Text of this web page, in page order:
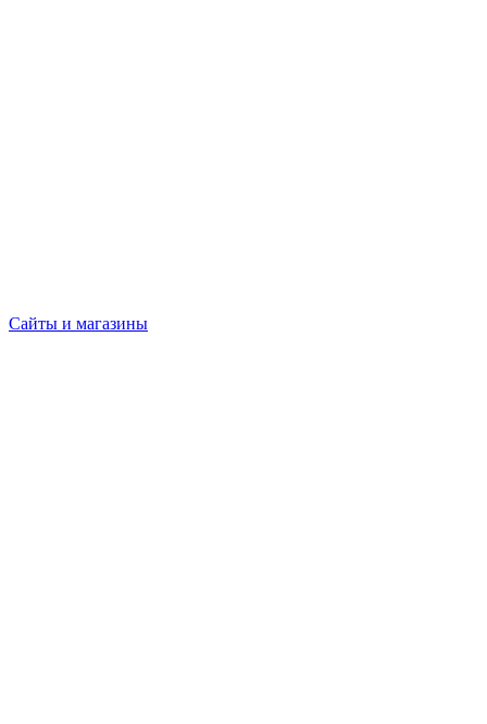
Сайты и магазины